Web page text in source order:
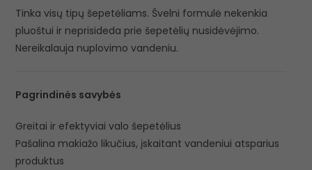
Tinka visų tipų šepetėliams. Švelni formulė nekenkia
pluoštui ir neprisideda prie šepetėlių nusidėvėjimo.
Nereikalauja nuplovimo vandeniu.
Pagrindinės savybės
Greitai ir efektyviai valo šepetėlius
Pašalina makiažo likučius, įskaitant vandeniui atsparius
produktus